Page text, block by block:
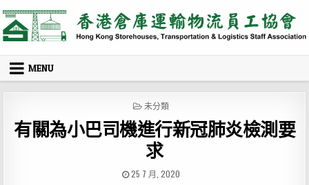
to
content
MENU
POSTED
未分類
有關為小巴司機進行新冠肺炎檢測要
求
PUBLISHED
25 7 月, 2020